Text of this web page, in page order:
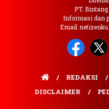
PT.
Informasi dan
Email:
REDAKSI
DISCLAIMER